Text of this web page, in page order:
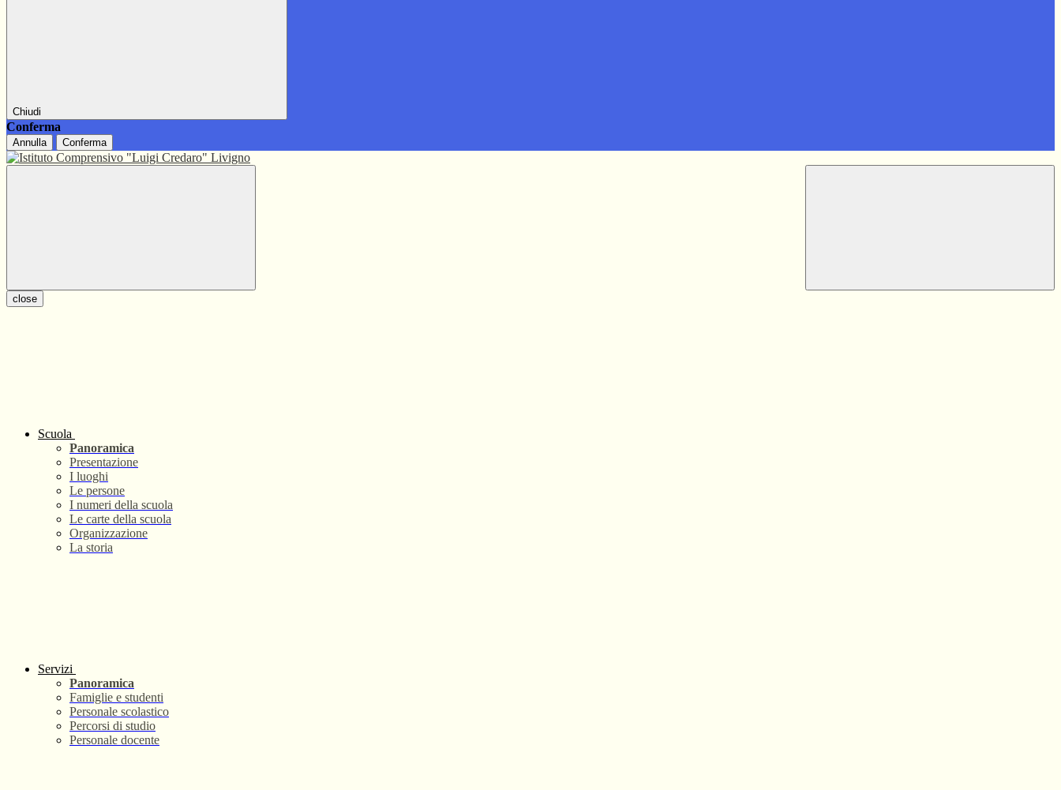
Chiudi
Conferma
Annulla Conferma
close
Scuola
Panoramica
Presentazione
I luoghi
Le persone
I numeri della scuola
Le carte della scuola
Organizzazione
La storia
Servizi
Panoramica
Famiglie e studenti
Personale scolastico
Percorsi di studio
Personale docente